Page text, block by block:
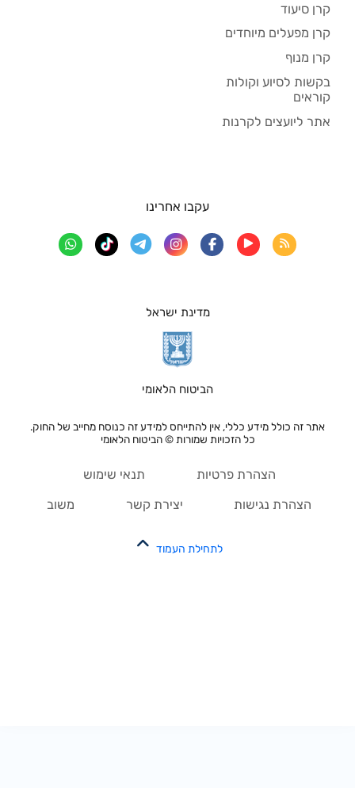
קרן סיעוד
קרן מפעלים מיוחדים
קרן מנוף
בקשות לסיוע וקולות
קוראים
אתר ליועצים לקרנות
מדינת ישראל
הביטוח הלאומי
אתר זה כולל מידע כללי, אין להתייחס למידע זה כנוסח מחייב של החוק.
כל הזכויות שמורות © הביטוח הלאומי
עקבו אחרינו
הצהרת פרטיות תנאי שימוש
הצהרת נגישות יצירת קשר משוב
לתחילת העמוד